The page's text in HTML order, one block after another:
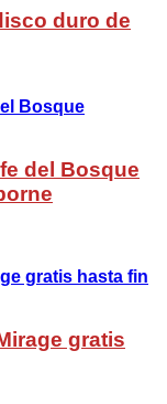
duro de
del Bosque
gratis